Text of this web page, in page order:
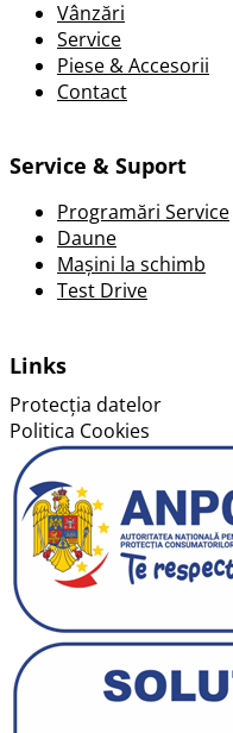
Vânzări
Service
Piese & Accesorii
Contact
Service & Suport
Programări Service
Daune
Mașini la schimb
Test Drive
Links
Protecția datelor
Politica Cookies